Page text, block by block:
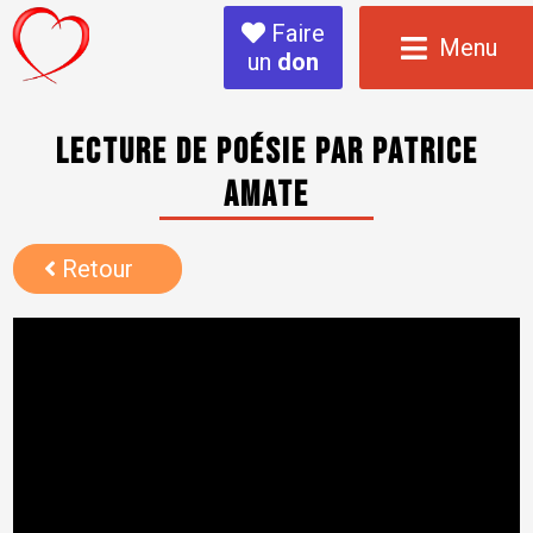
Faire
un don Menu
LECTURE de POÉSIE par PATRICE
AMATE
Retour